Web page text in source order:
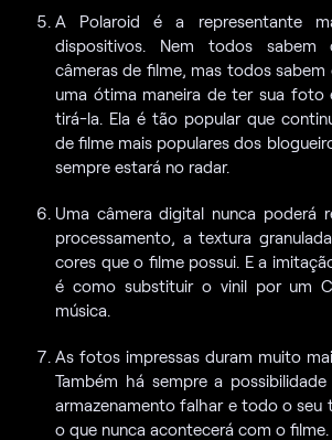
A Polaroid é a representante
dispositivos. Nem todos sabem
câmeras de filme, mas todos sabem
uma ótima maneira de ter sua foto
tirá-la. Ela é tão popular que
de filme mais populares dos
sempre estará no radar.
Uma câmera digital nunca poderá
processamento, a textura
cores que o filme possui. E a
é como substituir o vinil por um
música.
As fotos impressas duram muito
Também há sempre a
armazenamento falhar e todo o seu
o que nunca acontecerá com o filme.